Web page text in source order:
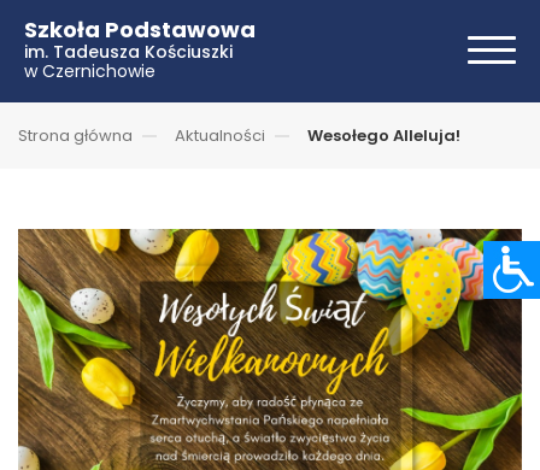
Szkoła Podstawowa
im. Tadeusza Kościuszki
w Czernichowie
Strona główna Aktualności Wesołego Alleluja!